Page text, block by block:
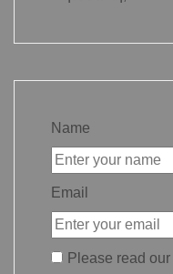
Name
Email
Please read our